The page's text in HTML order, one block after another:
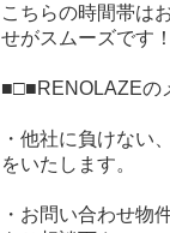
こちらの時間帯は
せがスムーズです！
■□■RENOLAZEの
・他社に負けない
をいたします。
・お問い合わせ物